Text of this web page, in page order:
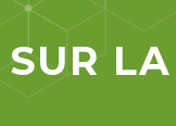
LA